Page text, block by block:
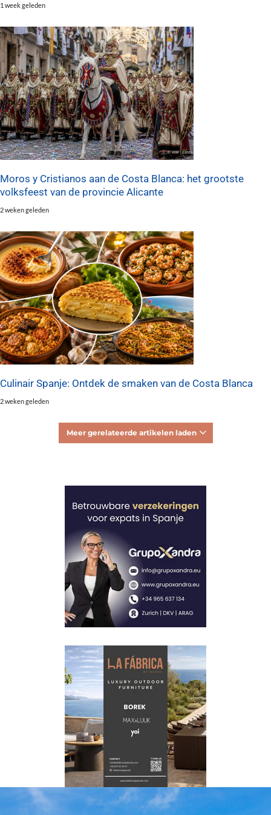
1 week geleden
Moros y Cristianos aan de Costa Blanca: het grootste
volksfeest van de provincie Alicante
2 weken geleden
Culinair Spanje: Ontdek de smaken van de Costa Blanca
2 weken geleden
Meer gerelateerde artikelen laden